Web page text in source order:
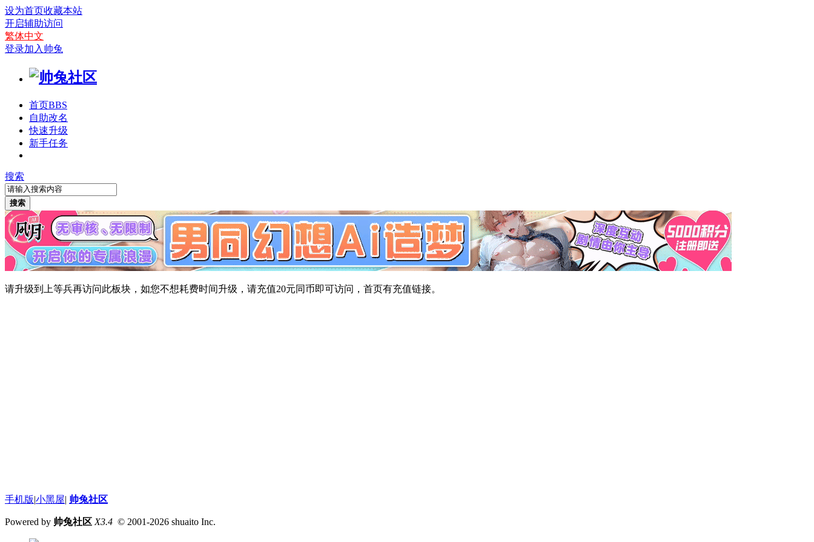
设为首页收藏本站
开启辅助访问
繁体中文
登录加入帅兔
首页BBS
自助改名
快速升级
新手任务
搜索
搜索
请升级到上等兵再访问此板块，如您不想耗费时间升级，请充值20元同币即可访问，首页有充值链接。
手机版|小黑屋| 帅兔社区
Powered by 帅兔社区 X3.4 © 2001-2026 shuaito Inc.